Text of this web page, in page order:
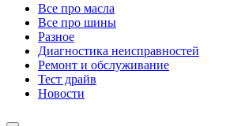
Все про масла
Все про шины
Разное
Диагностика неисправностей
Ремонт и обслуживание
Тест драйв
Новости